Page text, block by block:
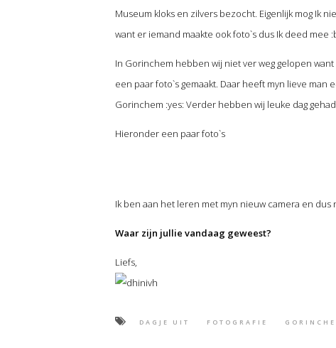
Museum kloks en zilvers bezocht. Eigenlijk mog Ik
want er iemand maakte ook foto`s dus Ik deed mee
In Gorinchem hebben wij niet ver weg gelopen
een paar foto`s gemaakt. Daar heeft myn lieve man
Gorinchem :yes: Verder hebben wij leuke dag
Hieronder een paar foto`s
Ik ben aan het leren met myn nieuw camera en dus
Waar zijn jullie vandaag geweest?
Liefs,
DAGJE UIT FOTOGRAFIE